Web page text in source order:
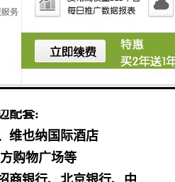
出行:
底开通）
站、龙岗天安数码城
m386、m230等
配套:
维也纳国际酒店
购物广场等